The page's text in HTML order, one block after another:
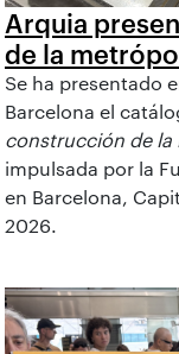
Arquia
de la
Se ha presentado
Barcelona el
construcción de la
impulsada por la
en Barcelona,
2026.